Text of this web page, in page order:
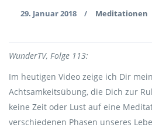
29. Januar 2018 / Meditationen
WunderTV, Folge 113:
Im heutigen Video zeige ich Dir
Achtsamkeitsübung, die Dich zur
keine Zeit oder Lust auf eine
verschiedenen Phasen unseres